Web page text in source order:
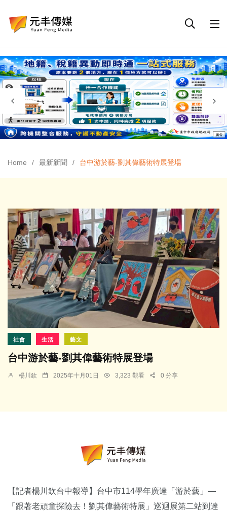
Home 最新新聞 台中游於藝-劉其偉藝術特展登場
社會 生活 藝文
台中游於藝-劉其偉藝術特展登場
楊川欽 2025年十月01日 3,323 觀看 0 分享
【記者楊川欽台中報導】台中市114學年廣達「游於藝」—
「跟著老頑童探險去！劉其偉藝術特展」巡迴展第二站到達